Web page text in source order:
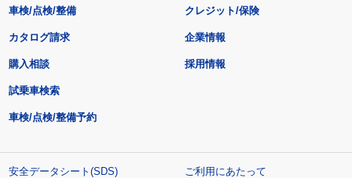
車検/点検/整備 クレジット/保険
カタログ請求
購入相談
試乗車検索
車検/点検/整備予約
企業情報
採用情報
安全データシート(SDS)
ご利用にあたって